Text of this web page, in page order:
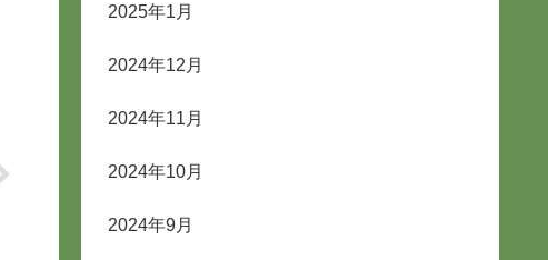
2025年1月
2024年12月
2024年11月
2024年10月
2024年9月